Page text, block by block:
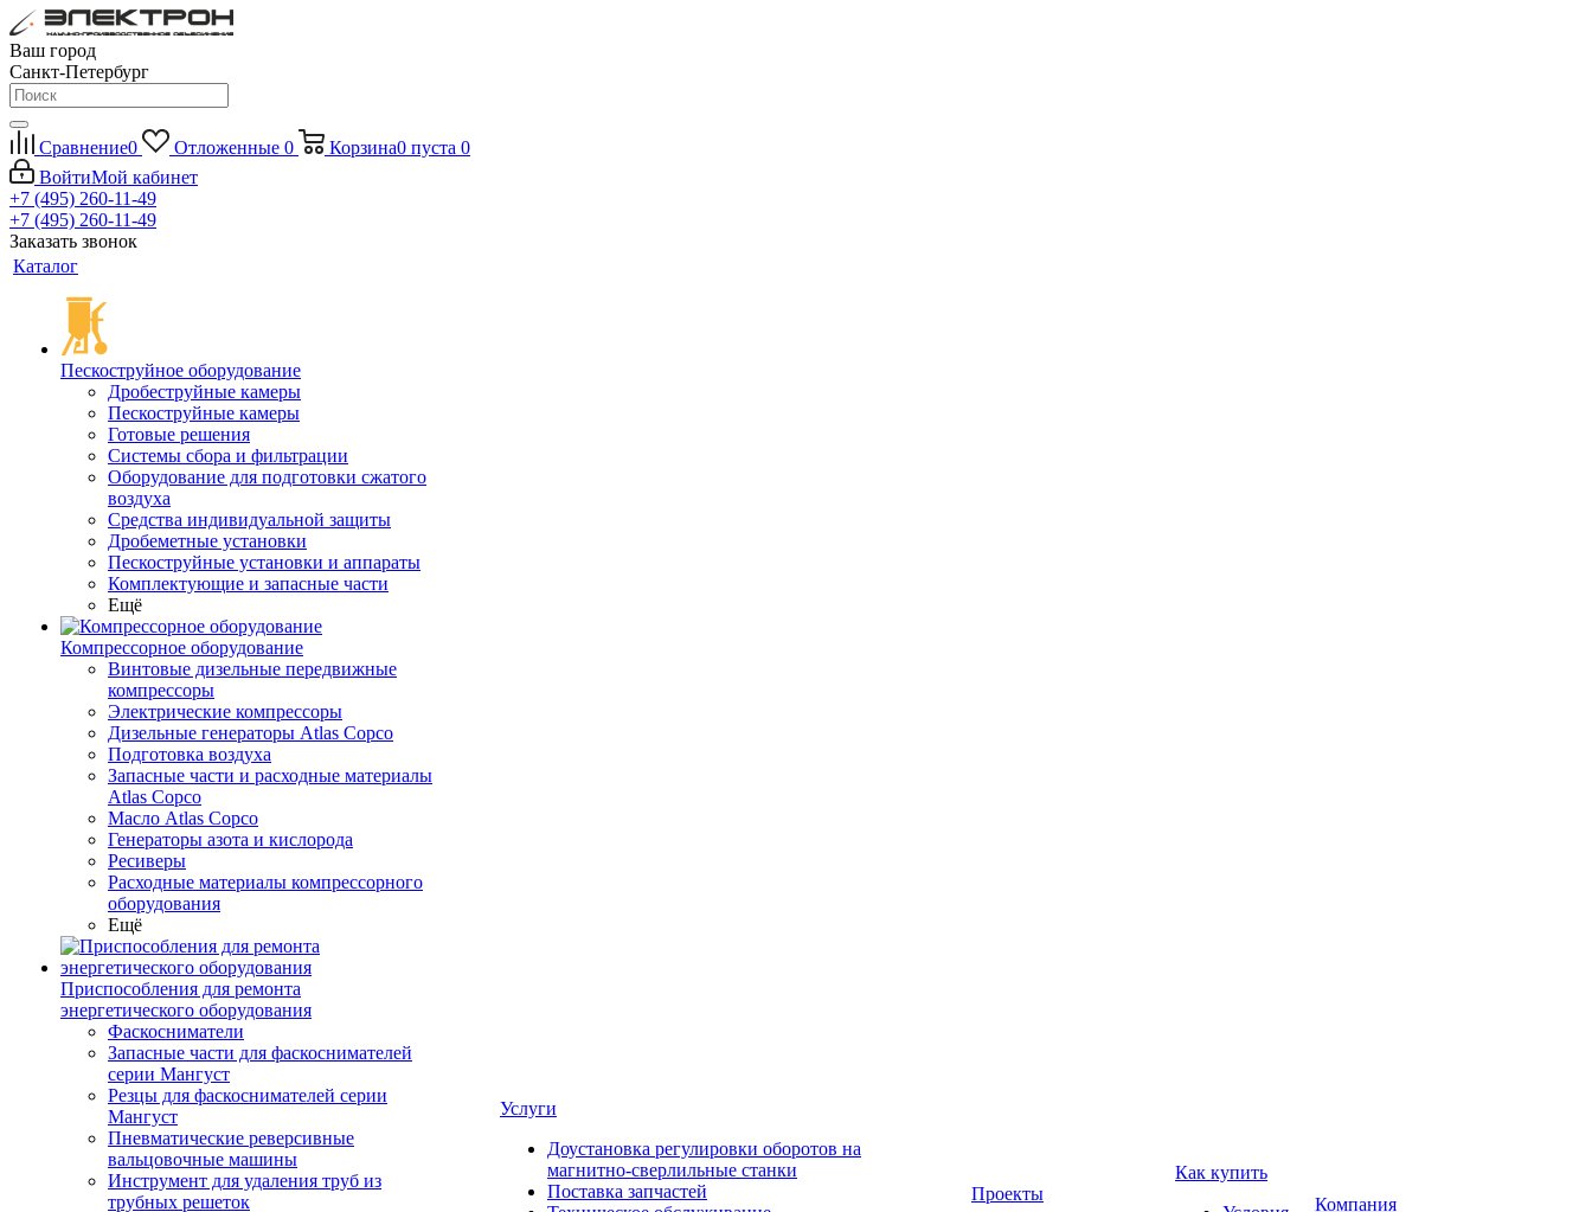
Ваш город
Санкт-Петербург
Сравнение0 Отложенные 0 Корзина0 пуста 0
ВойтиМой кабинет
+7 (495) 260-11-49
+7 (495) 260-11-49
Заказать звонок
Каталог
Пескоструйное оборудование
Дробеструйные камеры
Пескоструйные камеры
Готовые решения
Системы сбора и фильтрации
Оборудование для подготовки сжатого
воздуха
Средства индивидуальной защиты
Дробеметные установки
Пескоструйные установки и аппараты
Комплектующие и запасные части
Ещё
Компрессорное оборудование
Винтовые дизельные передвижные
компрессоры
Электрические компрессоры
Дизельные генераторы Atlas Copco
Подготовка воздуха
Запасные части и расходные материалы
Atlas Copco
Масло Atlas Copco
Генераторы азота и кислорода
Ресиверы
Расходные материалы компрессорного
оборудования
Ещё
Приспособления для ремонта
энергетического оборудования
Фаскосниматели
Запасные части для фаскоснимателей
серии Мангуст
Резцы для фаскоснимателей серии
Мангуст
Пневматические реверсивные
вальцовочные машины
Инструмент для удаления труб из
трубных решеток
Услуги
Доустановка регулировки оборотов на
магнитно-сверлильные станки
Поставка запчастей
Проекты
Как купить
Компания